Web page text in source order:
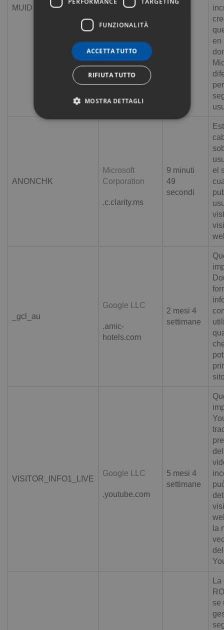
MUID
Corporation
.clarity.ms
en
ANONCHK
Microsoft
Corporation
.c.clarity.ms
9 minuti
49
secondi
el
_gcl_au
Google LLC
.amic-
hotels.com
2 mesi 4
settimane
VISITOR_INFO1_LIVE
Google LLC
.youtube.com
5 mesi 4
settimane
la
se
FUNZIONALITÀ
ACCETTA TUTTO
RIFIUTA TUTTO
MOSTRA DETTAGLI